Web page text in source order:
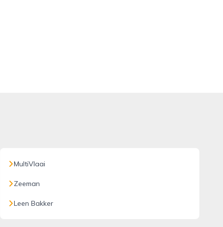
MultiVlaai
Zeeman
Leen Bakker